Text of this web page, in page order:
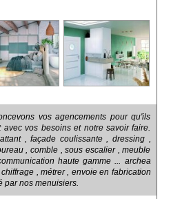
vos agencements pour qu'ils
vos besoins et notre savoir faire.
, façade coulissante , dressing ,
, comble , sous escalier , meuble
haute gamme ... archea
, métrer , envoie en fabrication
par nos menuisiers.